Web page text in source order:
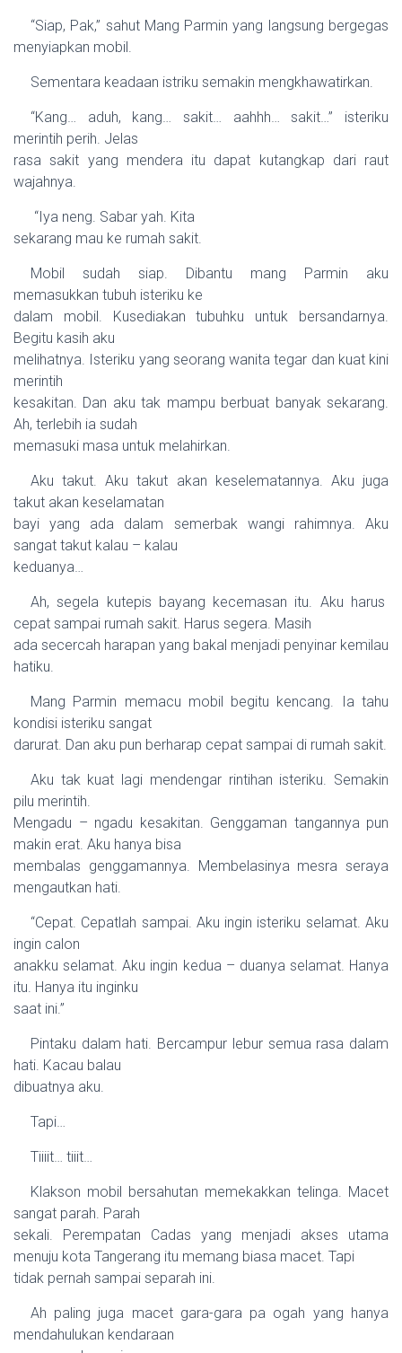
“Siap, Pak,” sahut Mang Parmin yang langsung bergegas
menyiapkan mobil.
Sementara keadaan istriku semakin mengkhawatirkan.
“Kang… aduh, kang… sakit… aahhh… sakit…” isteriku
merintih perih. Jelas
rasa sakit yang mendera itu dapat kutangkap dari raut
wajahnya.
“Iya neng. Sabar yah. Kita
sekarang mau ke rumah sakit.
Mobil sudah siap. Dibantu mang Parmin aku
memasukkan tubuh isteriku ke
dalam mobil. Kusediakan tubuhku untuk bersandarnya.
Begitu kasih aku
melihatnya. Isteriku yang seorang wanita tegar dan kuat kini
merintih
kesakitan. Dan aku tak mampu berbuat banyak sekarang.
Ah, terlebih ia sudah
memasuki masa untuk melahirkan.
Aku takut. Aku takut akan keselematannya. Aku juga
takut akan keselamatan
bayi yang ada dalam semerbak wangi rahimnya. Aku
sangat takut kalau – kalau
keduanya…
Ah, segela kutepis bayang kecemasan itu. Aku harus
cepat sampai rumah sakit. Harus segera. Masih
ada secercah harapan yang bakal menjadi penyinar kemilau
hatiku.
Mang Parmin memacu mobil begitu kencang. Ia tahu
kondisi isteriku sangat
darurat. Dan aku pun berharap cepat sampai di rumah sakit.
Aku tak kuat lagi mendengar rintihan isteriku. Semakin
pilu merintih.
Mengadu – ngadu kesakitan. Genggaman tangannya pun
makin erat. Aku hanya bisa
membalas genggamannya. Membelasinya mesra seraya
mengautkan hati.
“Cepat. Cepatlah sampai. Aku ingin isteriku selamat. Aku
ingin calon
anakku selamat. Aku ingin kedua – duanya selamat. Hanya
itu. Hanya itu inginku
saat ini.”
Pintaku dalam hati. Bercampur lebur semua rasa dalam
hati. Kacau balau
dibuatnya aku.
Tapi…
Tiiiit… tiiit…
Klakson mobil bersahutan memekakkan telinga. Macet
sangat parah. Parah
sekali. Perempatan Cadas yang menjadi akses utama
menuju kota Tangerang itu memang biasa macet. Tapi
tidak pernah sampai separah ini.
Ah paling juga macet gara-gara pa ogah yang hanya
mendahulukan kendaraan